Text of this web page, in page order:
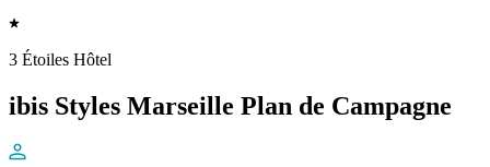
3 Étoiles Hôtel
ibis Styles Marseille Plan de Campagne